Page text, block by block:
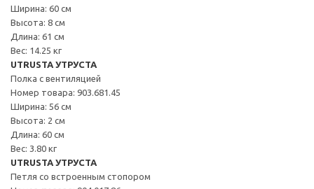
Ширина: 60 см
Высота: 8 см
Длина: 61 см
Вес: 14.25 кг
UTRUSTA УТРУСТА
Полка с вентиляцией
Номер товара: 903.681.45
Ширина: 56 см
Высота: 2 см
Длина: 60 см
Вес: 3.80 кг
UTRUSTA УТРУСТА
Петля со встроенным стопором